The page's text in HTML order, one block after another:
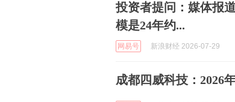
投资者提问：媒体报
模是24年约...
网易号 新浪财经 2026-07-29
成都四威科技：2026